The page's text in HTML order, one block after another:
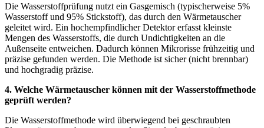
Die Wasserstoffprüfung nutzt ein Gasgemisch (typischerweise 5%
Wasserstoff und 95% Stickstoff), das durch den Wärmetauscher
geleitet wird. Ein hochempfindlicher Detektor erfasst kleinste
Mengen des Wasserstoffs, die durch Undichtigkeiten an die
Außenseite entweichen. Dadurch können Mikrorisse frühzeitig und
präzise gefunden werden. Die Methode ist sicher (nicht brennbar)
und hochgradig präzise.
4. Welche Wärmetauscher können mit der Wasserstoffmethode
geprüft werden?
Die Wasserstoffmethode wird überwiegend bei geschraubten